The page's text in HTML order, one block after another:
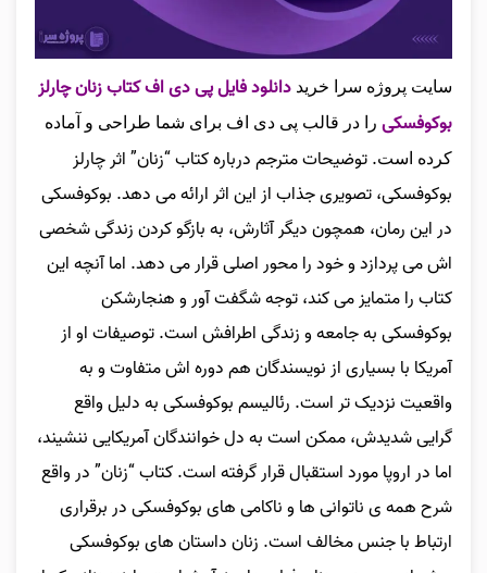
سایت پروژه سرا خرید دانلود فایل پی دی اف کتاب زنان چارلز
بوکوفسکی را در قالب پی دی اف برای شما طراحی و آماده
کرده است.توضیحات مترجم درباره کتاب “زنان” اثر چارلز
بوکوفسکی، تصویری جذاب از این اثر ارائه می‌ دهد. بوکوفسکی
در این رمان، همچون دیگر آثارش، به بازگو کردن زندگی شخصی‌
اش می‌ پردازد و خود را محور اصلی قرار می‌ دهد. اما آنچه این
کتاب را متمایز می‌ کند، توجه شگفت‌ آور و هنجارشکن
بوکوفسکی به جامعه و زندگی اطرافش است. توصیفات او از
آمریکا با بسیاری از نویسندگان هم‌ دوره‌ اش متفاوت و به
واقعیت نزدیک‌ تر است. رئالیسم بوکوفسکی به دلیل واقع‌
گرایی شدیدش، ممکن است به دل خوانندگان آمریکایی ننشیند،
اما در اروپا مورد استقبال قرار گرفته است. کتاب “زنان” در واقع
شرح همه‌ ی ناتوانی‌ ها و ناکامی‌ های بوکوفسکی در برقراری
ارتباط با جنس مخالف است. زنان داستان‌ های بوکوفسکی